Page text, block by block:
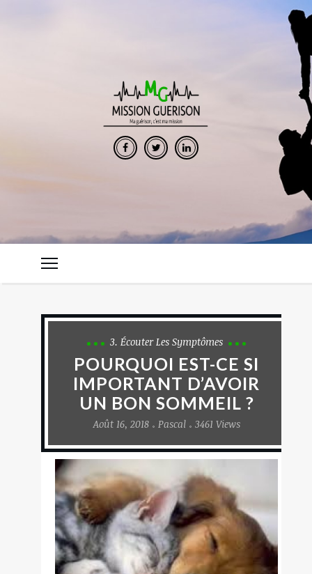
3. Écouter Les Symptômes
POURQUOI EST-CE SI
IMPORTANT D’AVOIR
UN BON SOMMEIL ?
Août 16, 2018 Pascal 3461 Views